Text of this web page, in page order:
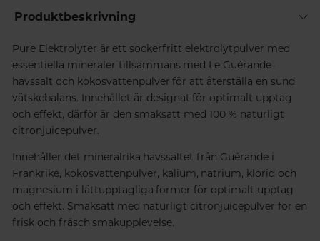
Produktbeskrivning
Pure Elektrolyter är ett sockerfritt elektrolytpulver med
essentiella mineraler tillsammans med Le Guérande-
havssalt och kokosvattenpulver för att återställa en sund
vätskebalans. Innehållet är designat för optimalt upptag
och effekt, därför är den smaksatt med 100 % naturligt
citronjuicepulver.
Innehåller det mineralrika havssaltet från Guérande i
Frankrike, kokosvattenpulver, kalium, natrium, klorid och
magnesium i lättupptagliga former för optimalt upptag
och effekt. Smaksatt med naturligt citronjuicepulver för en
frisk och fräsch smakupplevelse.